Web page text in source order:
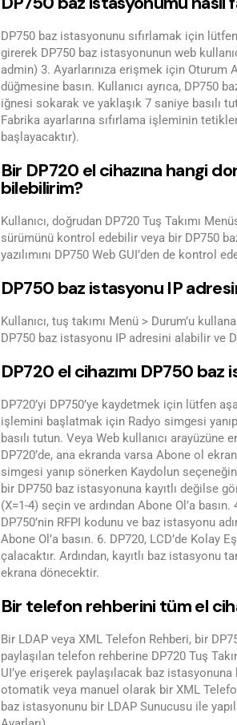
DP750 baz istasyonunu sıfırlamak için
girerek DP750 baz istasyonunun web
admin) 3. Ayarlarınıza erişmek için Oturum
düğmesine basın. Kullanıcı ayrıca, DP750
iğnesi sokarak ve yaklaşık 7 saniye basılı
Fabrika ayarlarına sıfırlama işleminin
başlayacaktır).
Bir DP720 el cihazına hangi
bilebilirim?
Kullanıcı, doğrudan DP720 Tuş Takımı
sürümünü kontrol edebilir veya bir DP750
yazılımını DP750 Web GUI’den de kontrol
DP750 baz istasyonu IP
Kullanıcı, tuş takımı Menü > Durum’u
DP750 baz istasyonu IP adresini alabilir ve
DP720 el cihazımı DP750
DP720’yi DP750’ye kaydetmek için lütfen
işlemini başlatmak için Radyo simgesi
basılı tutun. Veya Web kullanıcı
DP720’de, ana ekranda varsa Abone ol
simgesi yanıp sönerken Kaydolun
bir DP750 baz istasyonuna kayıtlı değilse
(X=1-4) seçin ve ardından Abone Ol’a
DP750’nin RFPI kodunu ve baz istasyonu
Abone Ol’a basın. 6. DP720, LCD’de Kolay
çalacaktır. Ardından, kayıtlı baz istasyonu
ekrana dönecektir.
Bir telefon rehberini tüm el
Bir LDAP veya XML Telefon Rehberi, bir
paylaşılan telefon rehberine DP720 Tuş
UI’ye erişerek paylaşılacak baz
otomatik veya manuel olarak bir XML
baz istasyonunu bir LDAP Sunucusu ile